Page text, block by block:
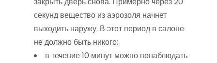
секунд вещество из аэрозоля начнет
выходить наружу. В этот период в салоне
не должно быть никого;
в течение 10 минут можно понаблюдать